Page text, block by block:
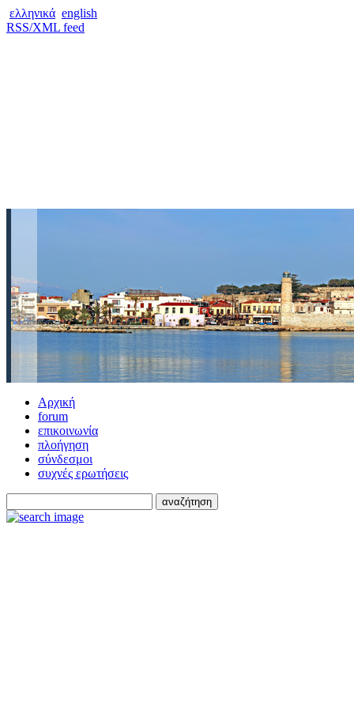
ελληνικά english
RSS/XML feed
Αρχική
forum
επικοινωνία
πλοήγηση
σύνδεσμοι
συχνές ερωτήσεις